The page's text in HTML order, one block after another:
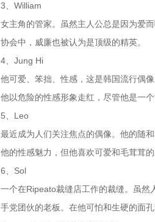
3、William
女主角的管家。虽然主人公总是因为爱
协会中，威廉也被认为是顶级的精英。
4、Jung Hi
他可爱、笨拙、性感，这是韩国流行偶像
他以危险的性感形象走红，尽管他是一个
5、Leo
最近成为人们关注焦点的偶像。他的随
他的性感魅力，但他喜欢可爱和毛茸茸的
6、Sol
一个在Ripeato裁缝店工作的裁缝。虽然
手党团伙的老板。在他可怕和生硬的面